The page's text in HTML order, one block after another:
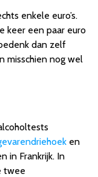
enkele euro’s.
keer een paar euro
dan zelf
misschien nog wel
en
in Frankrijk. In
twee